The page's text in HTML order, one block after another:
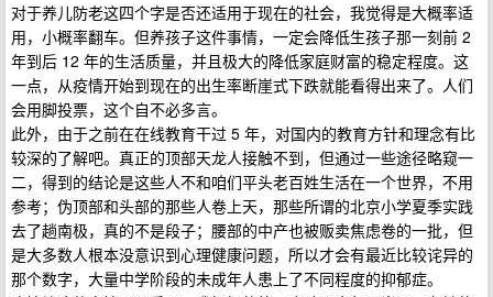
对于养儿防老这四个字是否还适用于现在的社会，我觉得是大概率适
用，小概率翻车。但养孩子这件事情，一定会降低生孩子那一刻前 2
年到后 12 年的生活质量，并且极大的降低家庭财富的稳定程度。这
一点，从疫情开始到现在的出生率断崖式下跌就能看得出来了。人们
会用脚投票，这个自不必多言。
此外，由于之前在在线教育干过 5 年，对国内的教育方针和理念有比
较深的了解吧。真正的顶部天龙人接触不到，但通过一些途径略窥一
二，得到的结论是这些人不和咱们平头老百姓生活在一个世界，不用
参考；伪顶部和头部的那些人卷上天，那些所谓的北京小学夏季实践
去了趟南极，真的不是段子；腰部的中产也被贩卖焦虑卷的一批，但
是大多数人根本没意识到心理健康问题，所以才会有最近比较诧异的
那个数字，大量中学阶段的未成年人患上了不同程度的抑郁症。